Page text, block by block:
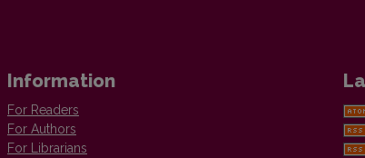
Information
For Readers
For Authors
For Librarians